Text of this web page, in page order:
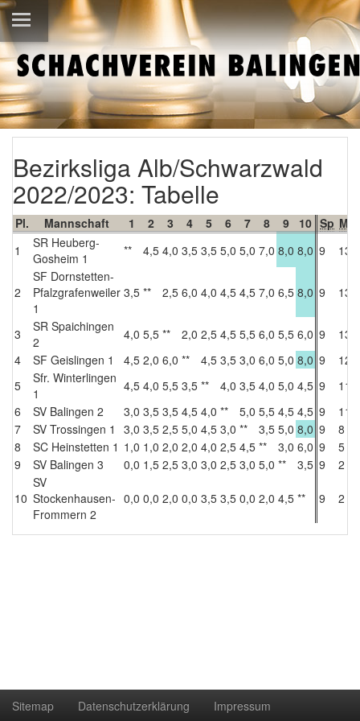
Bezirksliga Alb/Schwarzwald
2022/2023: Tabelle
Pl. Mannschaft 1 2 3 4 5 6 7 8 9 10 Sp MP
1
SR Heuberg-
Gosheim 1
** 4,5 4,0 3,5 3,5 5,0 5,0 7,0 8,0 8,0 9 13
2
SF Dornstetten-
Pfalzgrafenweiler
1
3,5 ** 2,5 6,0 4,0 4,5 4,5 7,0 6,5 8,0 9 13
3
SR Spaichingen
2
4,0 5,5 ** 2,0 2,5 4,5 5,5 6,0 5,5 6,0 9
13
4
SF Geislingen 1 4,5 2,0 6,0 ** 4,5 3,5 3,0 6,0 5,0 8,0 9
12
5
Sfr. Winterlingen
1
4,5 4,0 5,5 3,5 ** 4,0 3,5 4,0 5,0 4,5 9
11
6
SV Balingen 2 3,0 3,5 3,5 4,5 4,0 ** 5,0 5,5 4,5 4,5 9
11
7
SV Trossingen 1 3,0 3,5 2,5 5,0 4,5 3,0 ** 3,5 5,0 8,0 9
8
8
SC Heinstetten 1 1,0 1,0 2,0 2,0 4,0 2,5 4,5 ** 3,0 6,0 9
5
9
SV Balingen 3 0,0 1,5 2,5 3,0 3,0 2,5 3,0 5,0 ** 3,5 9 2
10
SV
Stockenhausen-
Frommern 2
0,0 0,0 2,0 0,0 3,5 3,5 0,0 2,0 4,5 ** 9 2
Sitemap Datenschutzerklärung Impressum